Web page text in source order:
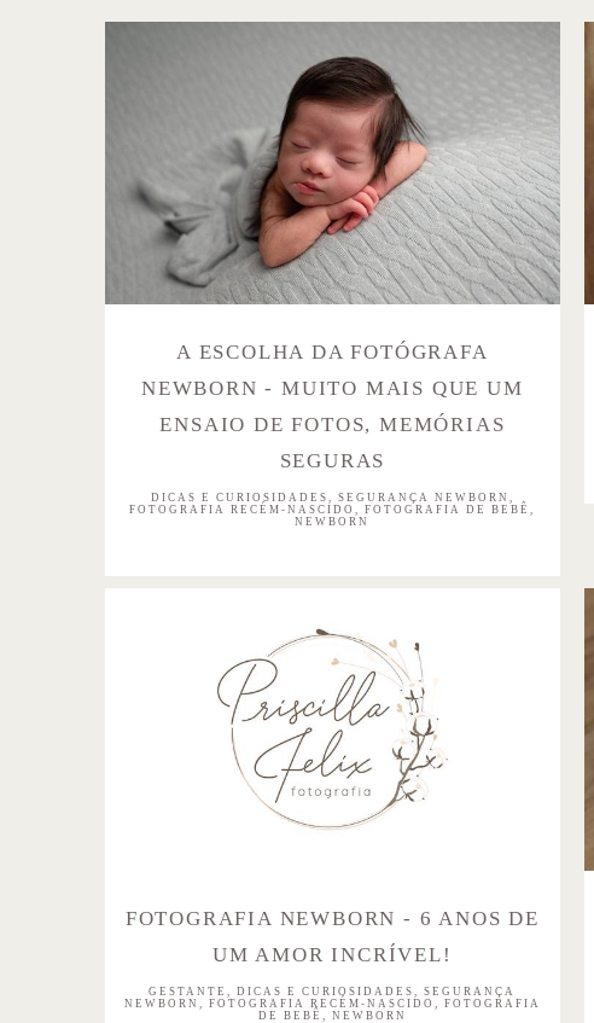
A ESCOLHA DA FOTÓGRAFA
NEWBORN - MUITO MAIS QUE UM
ENSAIO DE FOTOS, MEMÓRIAS
SEGURAS
DICAS E CURIOSIDADES, SEGURANÇA NEWBORN,
FOTOGRAFIA RECÉM-NASCIDO, FOTOGRAFIA DE BEBÊ,
NEWBORN
FOTOGRAFIA NEWBORN - 6 ANOS DE
UM AMOR INCRÍVEL!
GESTANTE, DICAS E CURIOSIDADES, SEGURANÇA
NEWBORN, FOTOGRAFIA RECÉM-NASCIDO, FOTOGRAFIA
DE BEBÊ, NEWBORN